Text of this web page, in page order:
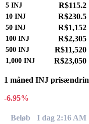
5 INJ R$115.2
10 INJ R$230.5
50 INJ R$1,152
100 INJ R$2,305
500 INJ R$11,520
1,000 INJ R$23,050
1 måned INJ
-6.95%
Beløb I dag 2:16 AM